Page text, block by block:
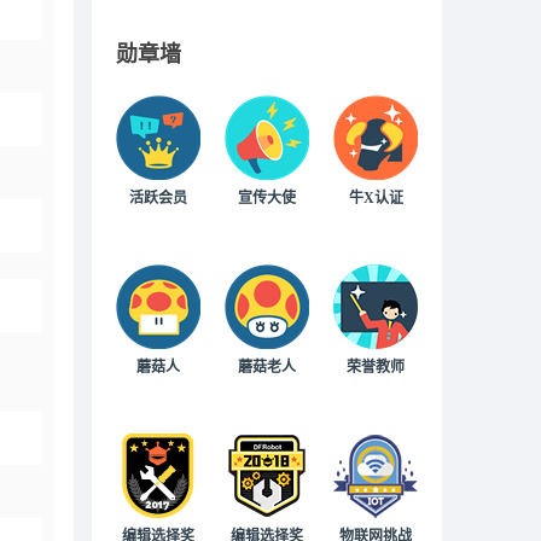
勋章墙
活跃会员 宣传大使 牛X认证
蘑菇人 蘑菇老人 荣誉教师
编辑选择奖 编辑选择奖 物联网挑战